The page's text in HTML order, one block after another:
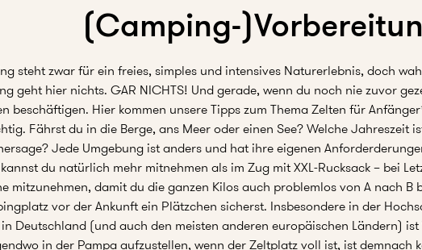
(Camping-
steht zwar für ein freies, simples und intensives Naturerlebnis, doch
geht hier nichts. GAR NICHTS! Und gerade, wenn du noch nie zuvor
beschäftigen. Hier kommen unsere Tipps zum Thema Zelten für
Fährst du in die Berge, ans Meer oder einen See? Welche Jahreszeit
Jede Umgebung ist anders und hat ihre eigenen
du natürlich mehr mitnehmen als im Zug mit XXL-Rucksack – bei
mitzunehmen, damit du die ganzen Kilos auch problemlos von A nach
vor der Ankunft ein Plätzchen sicherst. Insbesondere in der
Deutschland (und auch den meisten anderen europäischen Ländern)
in der Pampa aufzustellen, wenn der Zeltplatz voll ist, ist demnach